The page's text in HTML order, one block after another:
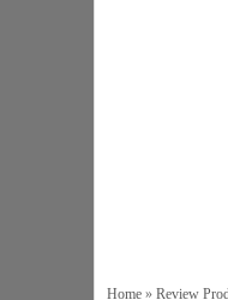
Home » Review